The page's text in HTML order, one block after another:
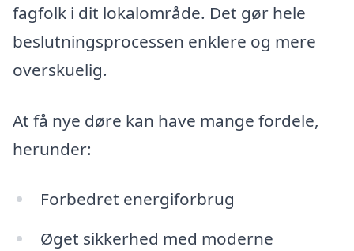
fagfolk i dit lokalområde. Det gør hele
beslutningsprocessen enklere og mere
overskuelig.
At få nye døre kan have mange fordele,
herunder:
Forbedret energiforbrug
Øget sikkerhed med moderne